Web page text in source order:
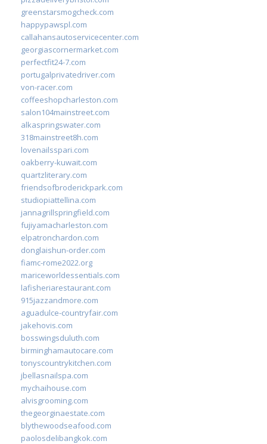
greenstarsmogcheck.com
happypawspl.com
callahansautoservicecenter.com
georgiascornermarket.com
perfectfit24-7.com
portugalprivatedriver.com
von-racer.com
coffeeshopcharleston.com
salon104mainstreet.com
alkaspringswater.com
318mainstreet8h.com
lovenailsspari.com
oakberry-kuwait.com
quartzliterary.com
friendsofbroderickpark.com
studiopiattellina.com
jannagrillspringfield.com
fujiyamacharleston.com
elpatronchardon.com
donglaishun-order.com
fiamc-rome2022.org
mariceworldessentials.com
lafisheriarestaurant.com
915jazzandmore.com
aguadulce-countryfair.com
jakehovis.com
bosswingsduluth.com
birminghamautocare.com
tonyscountrykitchen.com
jbellasnailspa.com
mychaihouse.com
alvisgrooming.com
thegeorginaestate.com
blythewoodseafood.com
paolosdelibangkok.com